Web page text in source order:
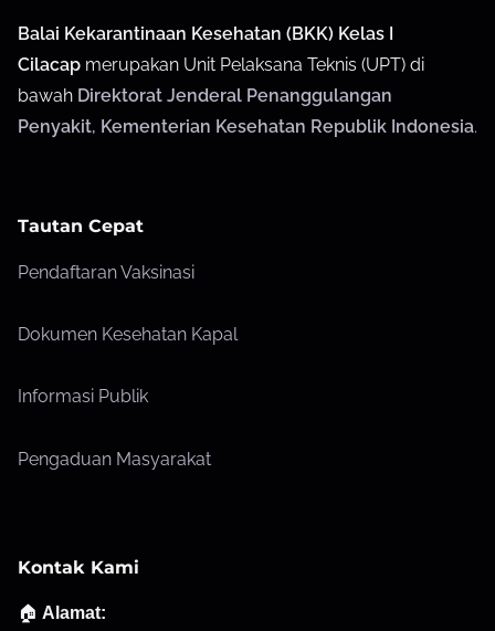
Balai Kekarantinaan Kesehatan (BKK) Kelas I
Cilacap merupakan Unit Pelaksana Teknis (UPT) di
bawah Direktorat Jenderal Penanggulangan
Penyakit, Kementerian Kesehatan Republik Indonesia.
Tautan Cepat
Pendaftaran Vaksinasi
Dokumen Kesehatan Kapal
Informasi Publik
Pengaduan Masyarakat
Kontak Kami
🏠 Alamat: